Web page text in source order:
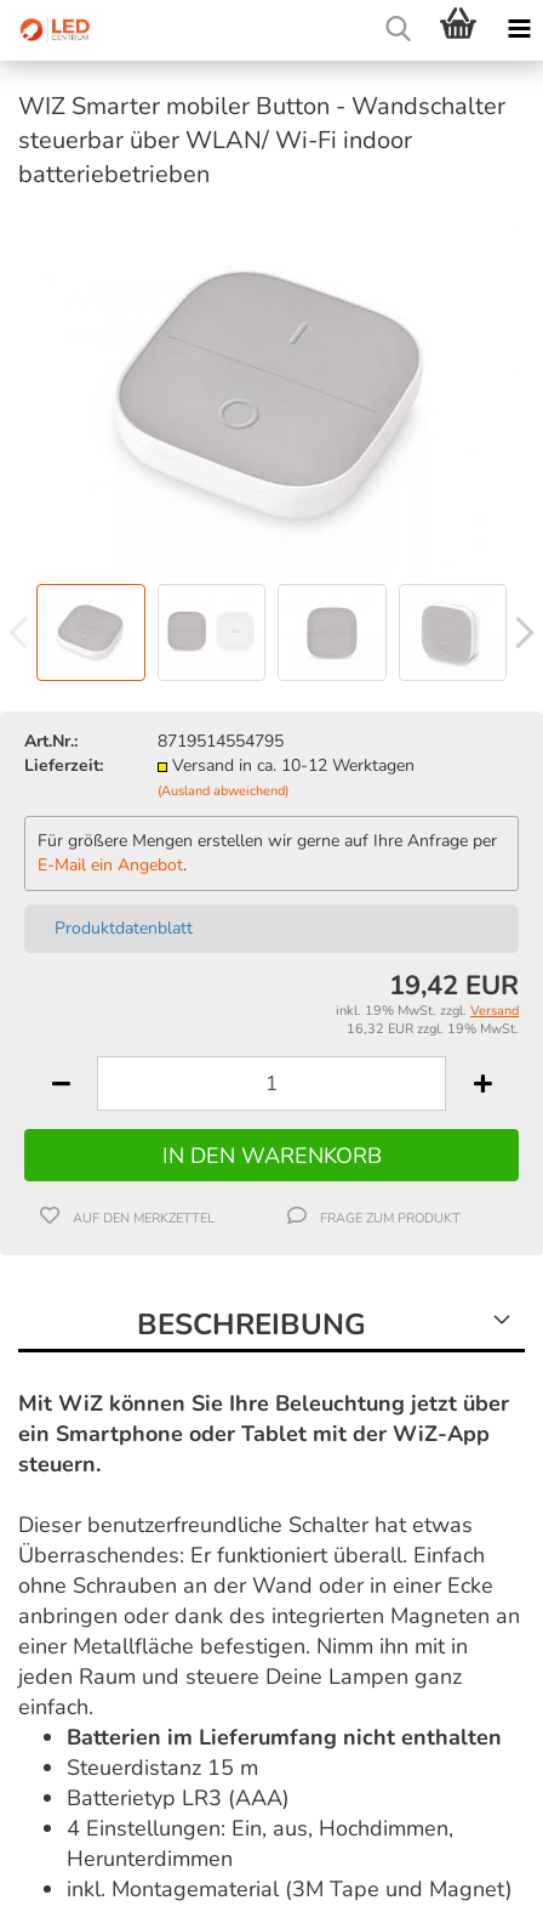
WIZ Smarter mobiler Button - Wandschalter
steuerbar über WLAN/ Wi-Fi indoor
batteriebetrieben
Art.Nr.:
8719514554795
Lieferzeit:
Versand in ca. 10-12 Werktagen
(Ausland abweichend)
Für größere Mengen erstellen wir gerne auf Ihre Anfrage per
E-Mail ein Angebot.
Produktdatenblatt
19,42 EUR
inkl. 19% MwSt. zzgl. Versand
16,32 EUR zzgl. 19% MwSt.
AUF DEN MERKZETTEL FRAGE ZUM PRODUKT
BESCHREIBUNG
Mit WiZ können Sie Ihre Beleuchtung jetzt über
ein Smartphone oder Tablet mit der WiZ-App
steuern.
Dieser benutzerfreundliche Schalter hat etwas
Überraschendes: Er funktioniert überall. Einfach
ohne Schrauben an der Wand oder in einer Ecke
anbringen oder dank des integrierten Magneten an
einer Metallfläche befestigen. Nimm ihn mit in
jeden Raum und steuere Deine Lampen ganz
einfach.
Batterien im Lieferumfang nicht enthalten
Steuerdistanz 15 m
Batterietyp LR3 (AAA)
4 Einstellungen: Ein, aus, Hochdimmen,
Herunterdimmen
inkl. Montagematerial (3M Tape und Magnet)